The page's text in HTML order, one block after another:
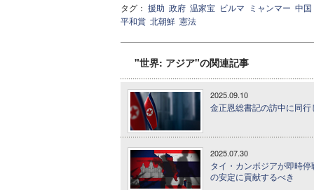
タグ： 援助 政府 温家宝 ビルマ ミャンマー 中国
平和賞 北朝鮮 憲法
"世界: アジア"の関連記事
2025.09.10
金正恩総書記の訪中に同
2025.07.30
タイ・カンボジアが即時
の安定に貢献するべき